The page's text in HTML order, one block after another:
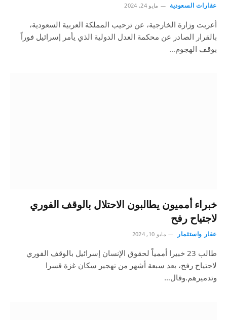
عقارات السعودية مايو 24, 2024
أعربت وزارة الخارجية، عن ترحيب المملكة العربية السعودية،
بالقرار الصادر عن محكمة العدل الدولية الذي يأمر إسرائيل فوراً
بوقف الهجوم…
خبراء أمميون يطالبون الاحتلال بالوقف الفوري
لاجتياح رفح
عقار واستثمار مايو 10, 2024
طالب 23 خبيرا أممياً لحقوق الإنسان إسرائيل بالوقف الفوري
لاجتياح رفح، بعد سبعة أشهر من تهجير سكان غزة قسرا
وتدميرهم.وقال…